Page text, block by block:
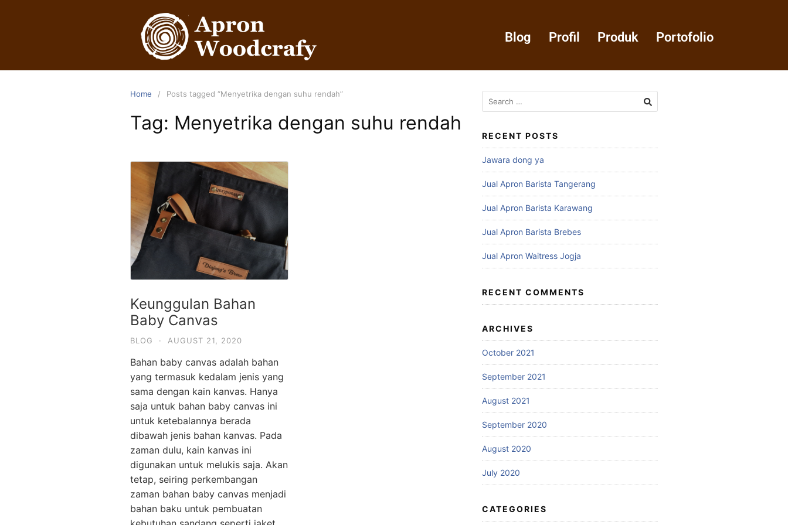
Blog Profil Produk Portofolio
Home Posts tagged “Menyetrika dengan suhu rendah”
Tag: Menyetrika dengan suhu rendah
Keunggulan Bahan
Baby Canvas
BLOG · AUGUST 21, 2020
Bahan baby canvas adalah bahan
yang termasuk kedalam jenis yang
sama dengan kain kanvas. Hanya
saja untuk bahan baby canvas ini
untuk ketebalannya berada
dibawah jenis bahan kanvas. Pada
zaman dulu, kain kanvas ini
digunakan untuk melukis saja. Akan
tetap, seiring perkembangan
zaman bahan baby canvas menjadi
bahan baku untuk pembuatan
RECENT POSTS
Jawara dong ya
Jual Apron Barista Tangerang
Jual Apron Barista Karawang
Jual Apron Barista Brebes
Jual Apron Waitress Jogja
RECENT COMMENTS
ARCHIVES
October 2021
September 2021
August 2021
September 2020
August 2020
July 2020
CATEGORIES